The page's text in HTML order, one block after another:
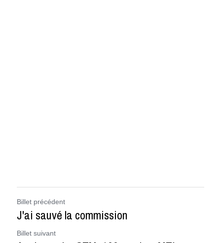
Billet précédent
J'ai sauvé la commission
Billet suivant